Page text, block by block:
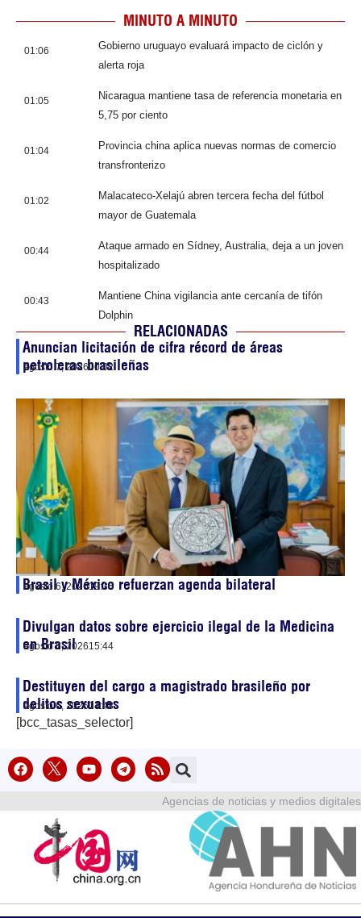
MINUTO A MINUTO
01:06
Gobierno uruguayo evaluará impacto de ciclón y
alerta roja
01:05
Nicaragua mantiene tasa de referencia monetaria en
5,75 por ciento
01:04
Provincia china aplica nuevas normas de comercio
transfronterizo
01:02
Malacateco-Xelajú abren tercera fecha del fútbol
mayor de Guatemala
00:44
Ataque armado en Sídney, Australia, deja a un joven
hospitalizado
00:43
Mantiene China vigilancia ante cercanía de tifón
Dolphin
RELACIONADAS
Anuncian licitación de cifra récord de áreas
petroleras brasileñas
agosto 7, 202600:02
Brasil y México refuerzan agenda bilateral
agosto 6, 202619:36
Divulgan datos sobre ejercicio ilegal de la Medicina
en Brasil
agosto 6, 202615:44
Destituyen del cargo a magistrado brasileño por
delitos sexuales
agosto 6, 202614:48
[bcc_tasas_selector]
Agencias de noticias y medios digitales